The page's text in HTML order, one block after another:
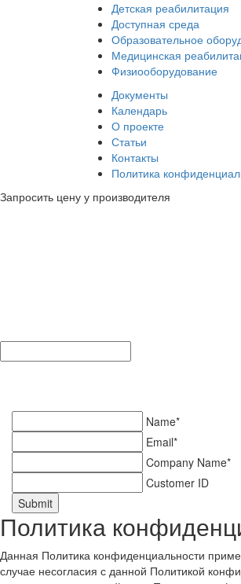
Детская реабилитация
Доступная среда
Образовательное
Медицинская
Физиооборудование
Документы
Календарь
О проекте
Статьи
Контакты
Политика
Запросить цену у производителя
Name*
Email*
Company Name*
Customer ID
Submit
Политика
Данная Политика конфиденциальности
случае несогласия с данной Политикой